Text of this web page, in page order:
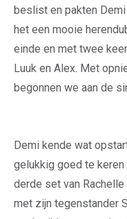
beslist en pakten
het een mooie
einde en met twee
Luuk en Alex. Met
begonnen we aan de
Demi kende wat
gelukkig goed te
derde set van
met zijn tegenstander